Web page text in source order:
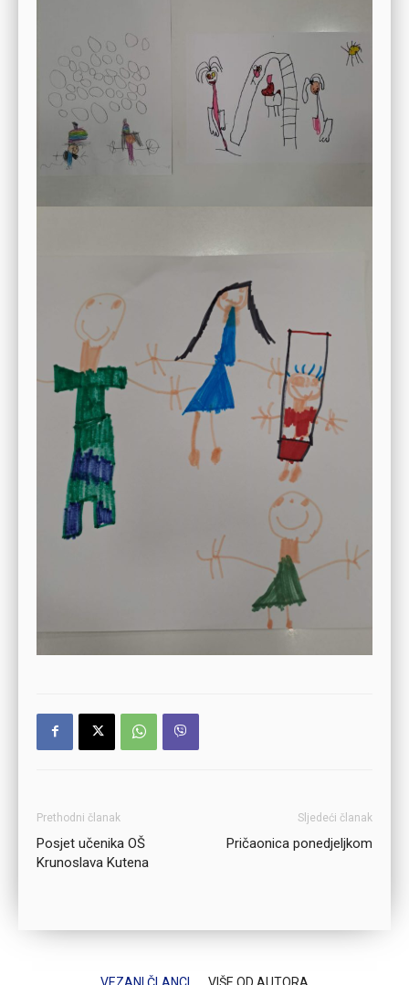
Prethodni članak
Posjet učenika OŠ
Krunoslava Kutena
Sljedeći članak
Pričaonica ponedjeljkom